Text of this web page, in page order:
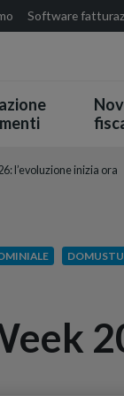
Software
l’evoluzione inizia ora